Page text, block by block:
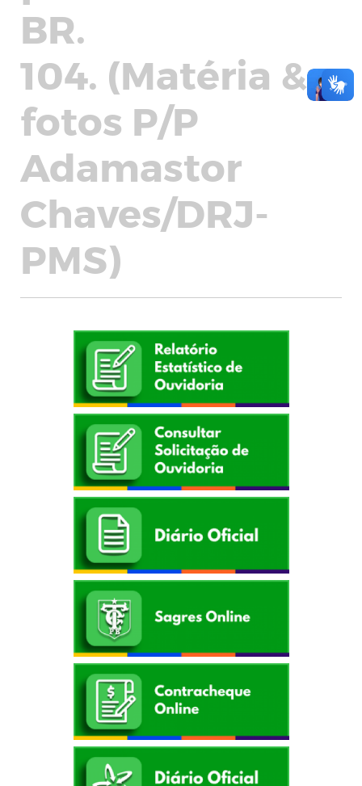
BR.
104. (Matéria &
fotos P/P
Adamastor
Chaves/DRJ-
PMS)